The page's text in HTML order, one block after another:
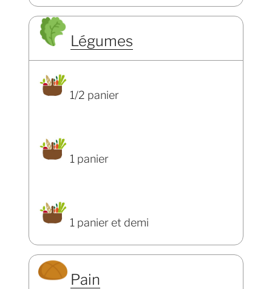
Légumes
1/2 panier
1 panier
1 panier et demi
Pain